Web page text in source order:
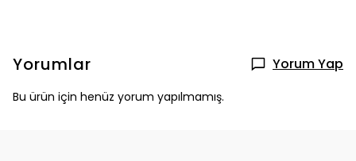
Yorumlar Yorum Yap
Bu ürün için henüz yorum yapılmamış.